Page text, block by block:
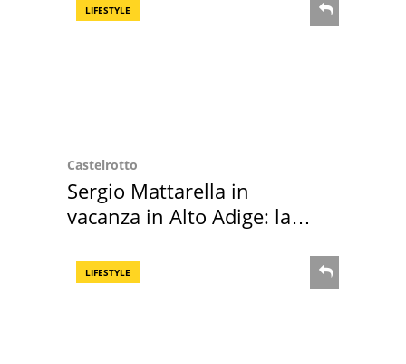
LIFESTYLE
Castelrotto
Sergio Mattarella in
vacanza in Alto Adige: la
LIFESTYLE